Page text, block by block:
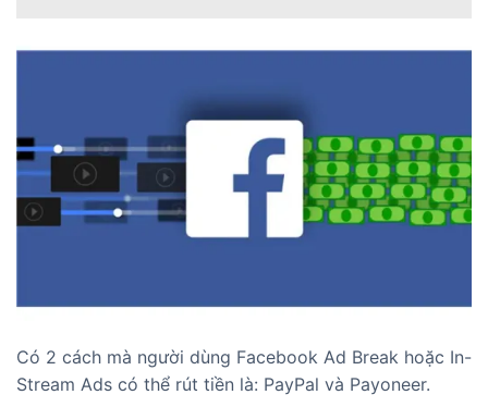
Có 2 cách mà người dùng Facebook Ad Break hoặc In-
Stream Ads có thể rút tiền là: PayPal và Payoneer.